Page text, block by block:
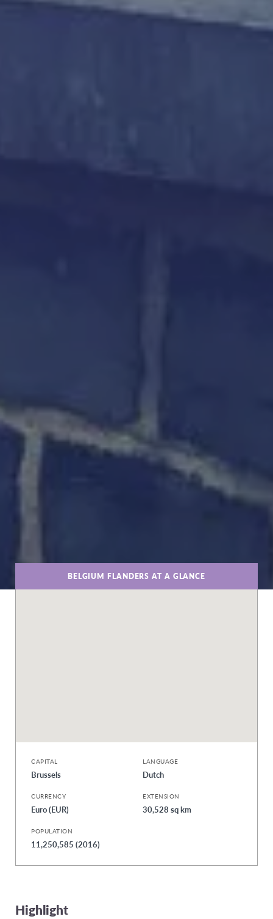
BELGIUM FLANDERS AT A GLANCE
CAPITAL
Brussels
LANGUAGE
Dutch
CURRENCY
Euro (EUR)
EXTENSION
30,528 sq km
POPULATION
11,250,585 (2016)
Highlight